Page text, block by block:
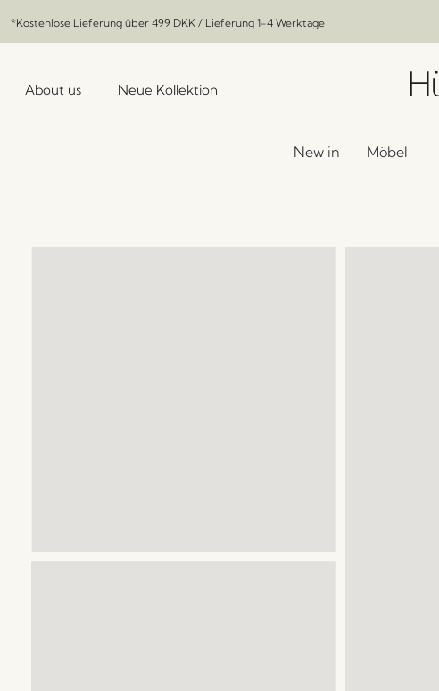
*Kostenlose Lieferung über 499 DKK / Lieferung 1-4 Werktage
About us Neue Kollektion
New in Möbel